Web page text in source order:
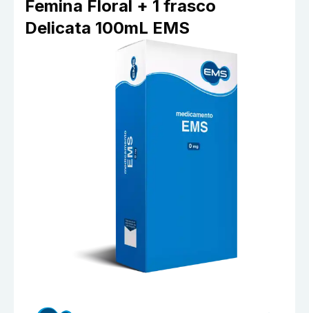
Femina Floral + 1 frasco
Delicata 100mL EMS